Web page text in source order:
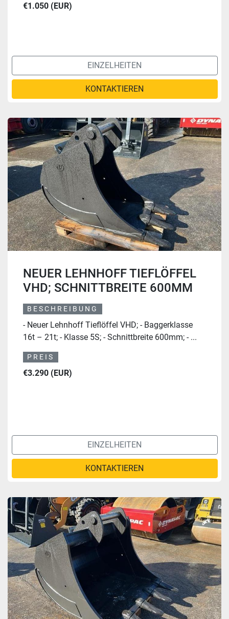
€1.050 (EUR)
EINZELHEITEN
KONTAKTIEREN
NEUER LEHNHOFF TIEFLÖFFEL
VHD; SCHNITTBREITE 600MM
BESCHREIBUNG
- Neuer Lehnhoff Tieflöffel VHD; - Baggerklasse
16t – 21t; - Klasse 5S; - Schnittbreite 600mm; - ...
PREIS
€3.290 (EUR)
EINZELHEITEN
KONTAKTIEREN